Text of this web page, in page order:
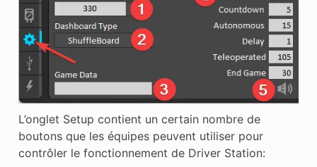
L’onglet Setup contient un certain nombre de
boutons que les équipes peuvent utiliser pour
contrôler le fonctionnement de Driver Station: